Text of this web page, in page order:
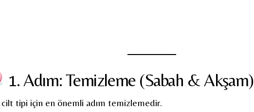
1. Adım: Temizleme (Sabah & Akşam)
tipi için en önemli adım temizlemedir.